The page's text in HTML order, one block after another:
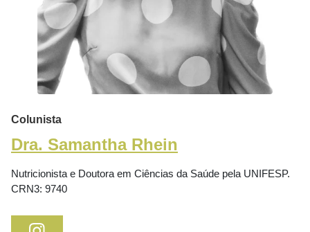
Colunista
Dra. Samantha Rhein
Nutricionista e Doutora em Ciências da Saúde pela UNIFESP.
CRN3: 9740